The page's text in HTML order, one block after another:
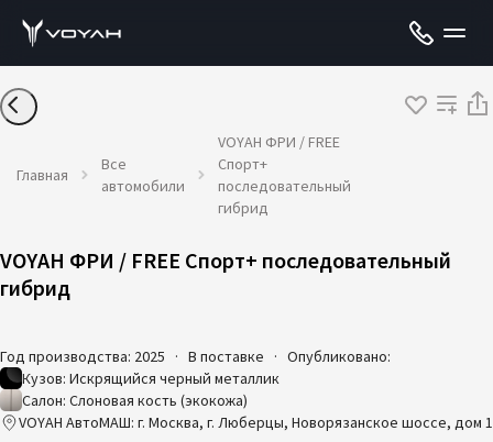
Главная
Все
автомобили
VOYAH ФРИ / FREE
Спорт+
последовательный
гибрид
VOYAH ФРИ / FREE Спорт+ последовательный
гибрид
Год производства: 2025 · В поставке · Опубликовано:
Кузов: Искрящийся черный металлик
Салон: Слоновая кость (экокожа)
VOYAH АвтоМАШ: г. Москва, г. Люберцы, Новорязанское шоссе, дом